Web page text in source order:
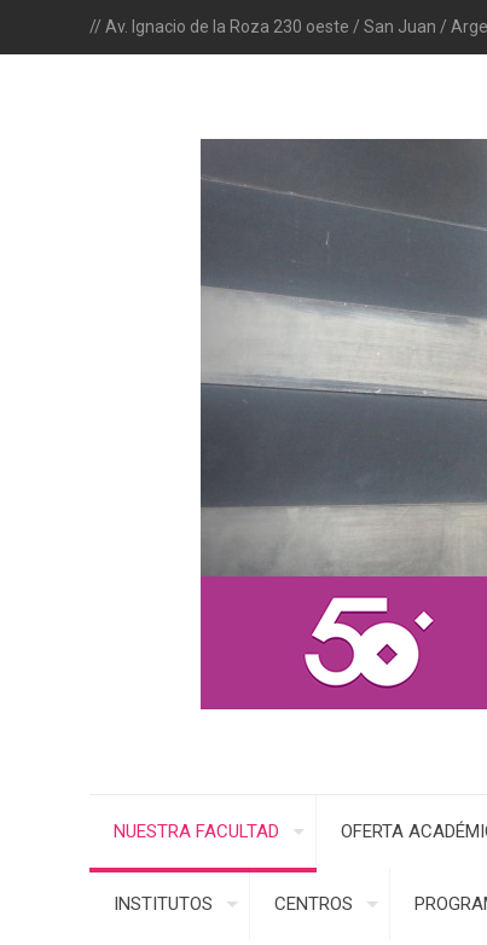
// Av. Ignacio de la Roza 230 oeste / San Juan /
NUESTRA FACULTAD OFERTA
INSTITUTOS CENTROS